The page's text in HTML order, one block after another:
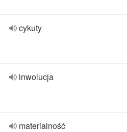
cykuty
inwolucja
materialność